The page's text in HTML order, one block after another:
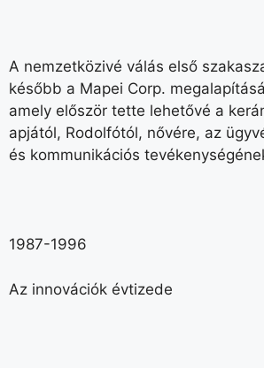
A nemzetközivé válás első
később a Mapei Corp.
amely először tette lehetővé a
apjától, Rodolfótól, nővére, az
és kommunikációs
1987-1996
Az innovációk évtizede